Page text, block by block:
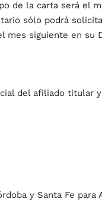
de la carta será el
sólo podrá
mes siguiente en su
del afiliado titular
y Santa Fe para